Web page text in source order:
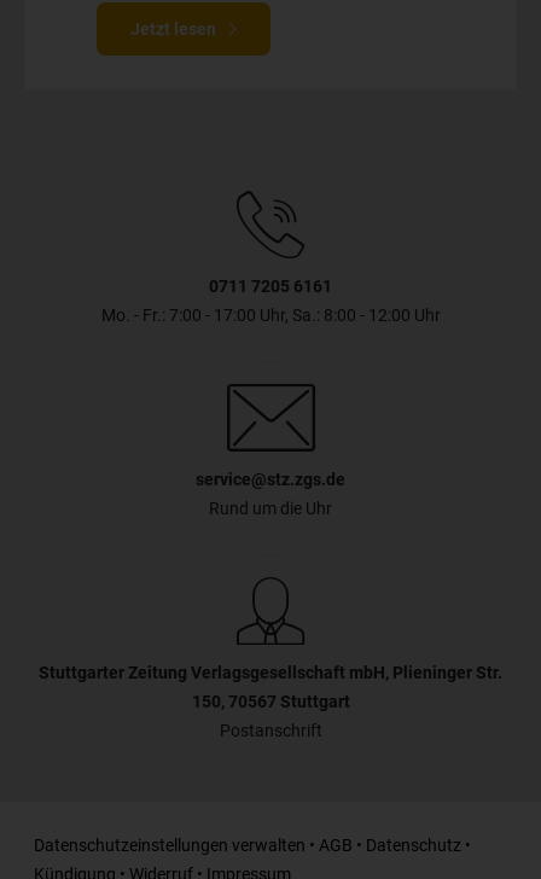
Jetzt lesen
0711 7205 6161
Mo. - Fr.: 7:00 - 17:00 Uhr, Sa.: 8:00 - 12:00 Uhr
service@stz.zgs.de
Rund um die Uhr
Stuttgarter Zeitung Verlagsgesellschaft mbH, Plieninger Str.
150, 70567 Stuttgart
Postanschrift
Datenschutzeinstellungen verwalten • AGB • Datenschutz •
Kündigung • Widerruf • Impressum